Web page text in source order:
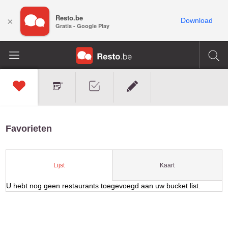
Favorieten
Lijst Kaart
U hebt nog geen restaurants toegevoegd aan uw bucket list.
× Resto.be
Gratis - Google Play
Download